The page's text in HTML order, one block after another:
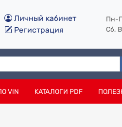
Личный кабинет
Регистрация
Пн-
Сб,
VIN КАТАЛОГИ PDF